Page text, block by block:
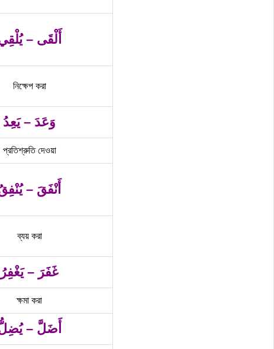
أَلْقَى –
নিক্ষেপ করা
وَعَدَ – يَعِدُ
প্রতিশ্রুতি দেওয়া
أَنْفَقَ –
ব্যয় করা
غَفَرَ – يَغْفِرُ
ক্ষমা করা
أَضَلَّ –